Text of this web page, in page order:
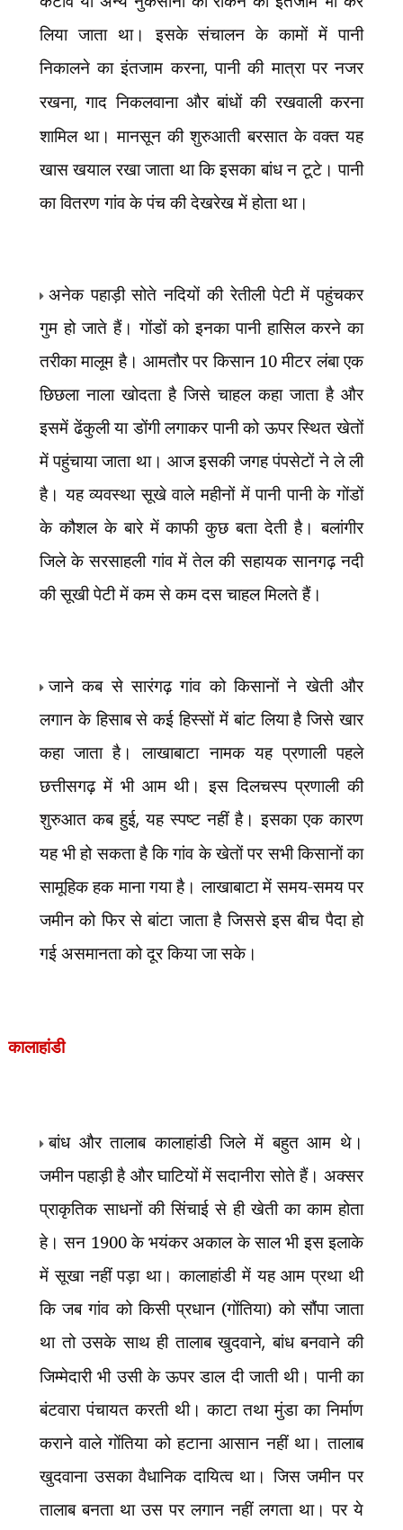
लिया जाता था। इसके संचालन के कामों में पानी
निकालने का इंतजाम करना,पानी की मात्रा पर नजर
रखना,गाद निकलवाना और बांधों की रखवाली करना
शामिल था। मानसून की शुरुआती बरसात के वक्त यह
खास खयाल रखा जाता था कि इसका बांध न टूटे। पानी
का वितरण गांव के पंच की देखरेख में होता था।
अनेक पहाड़ी सोते नदियों की रेतीली पेटी में पहुंचकर
गुम हो जाते हैं। गोंडों को इनका पानी हासिल करने का
तरीका मालूम है। आमतौर पर किसान 10 मीटर लंबा एक
छिछला नाला खोदता है जिसे चाहल कहा जाता है और
इसमें ढेंकुली या डोंगी लगाकर पानी को ऊपर स्थित खेतों
में पहुंचाया जाता था। आज इसकी जगह पंपसेटों ने ले ली
है। यह व्यवस्था सूखे वाले महीनों में पानी पानी के गोंडों
के कौशल के बारे में काफी कुछ बता देती है। बलांगीर
जिले के सरसाहली गांव में तेल की सहायक सानगढ़ नदी
की सूखी पेटी में कम से कम दस चाहल मिलते हैं।
जाने कब से सारंगढ़ गांव को किसानों ने खेती और
लगान के हिसाब से कई हिस्सों में बांट लिया है जिसे खार
कहा जाता है। लाखाबाटा नामक यह प्रणाली पहले
छत्तीसगढ़ में भी आम थी। इस दिलचस्प प्रणाली की
शुरुआत कब हुई,यह स्पष्ट नहीं है। इसका एक कारण
यह भी हो सकता है कि गांव के खेतों पर सभी किसानों का
सामूहिक हक माना गया है। लाखाबाटा में समय-समय पर
जमीन को फिर से बांटा जाता है जिससे इस बीच पैदा हो
गई असमानता को दूर किया जा सके।
कालाहांडी
बांध और तालाब कालाहांडी जिले में बहुत आम थे।
जमीन पहाड़ी है और घाटियों में सदानीरा सोते हैं। अक्सर
प्राकृतिक साधनों की सिंचाई से ही खेती का काम होता
हे। सन 1900 के भयंकर अकाल के साल भी इस इलाके
में सूखा नहीं पड़ा था। कालाहांडी में यह आम प्रथा थी
कि जब गांव को किसी प्रधान (गोंतिया) को सौंपा जाता
था तो उसके साथ ही तालाब खुदवाने,बांध बनवाने की
जिम्मेदारी भी उसी के ऊपर डाल दी जाती थी। पानी का
बंटवारा पंचायत करती थी। काटा तथा मुंडा का निर्माण
कराने वाले गोंतिया को हटाना आसान नहीं था। तालाब
खुदवाना उसका वैधानिक दायित्व था। जिस जमीन पर
तालाब बनता था उस पर लगान नहीं लगता था। पर ये